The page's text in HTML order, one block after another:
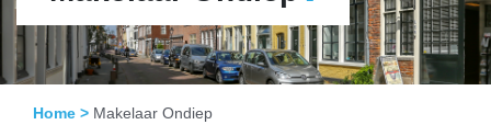
Home > Makelaar Ondiep